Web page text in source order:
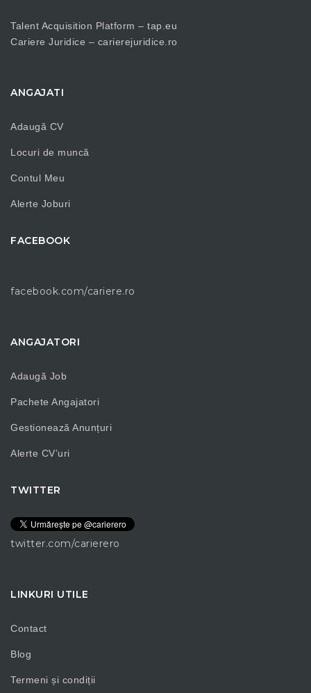
Talent Acquisition Platform – tap.eu
Cariere Juridice – carierejuridice.ro
ANGAJATI
Adaugă CV
Locuri de muncă
Contul Meu
Alerte Joburi
FACEBOOK
facebook.com/cariere.ro
ANGAJATORI
Adaugă Job
Pachete Angajatori
Gestionează Anunțuri
Alerte CV’uri
TWITTER
twitter.com/carierero
LINKURI UTILE
Contact
Blog
Termeni și condiții